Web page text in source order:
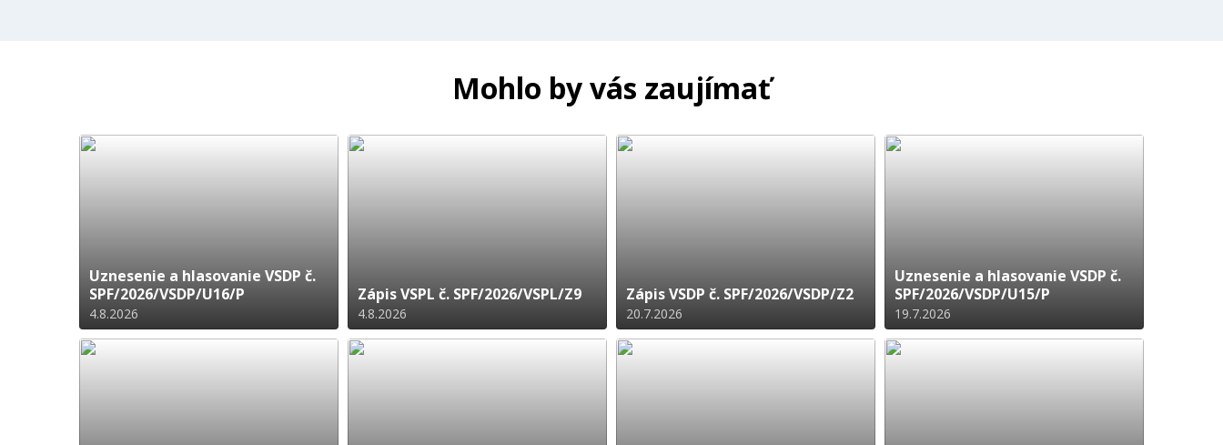
Mohlo by vás zaujímať
Uznesenie a hlasovanie VSDP č.
SPF/2026/VSDP/U16/P
4.8.2026
Zápis VSPL č. SPF/2026/VSPL/Z9
4.8.2026
Zápis VSDP č. SPF/2026/VSDP/Z2
20.7.2026
Uznesenie a hlasovanie VSDP č.
SPF/2026/VSDP/U15/P
19.7.2026